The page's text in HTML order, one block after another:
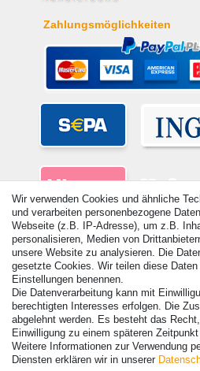
Zahlungsmöglichkeiten
© Copyright 2026 | Alle Rechte vorbehalten. - Alle
Preisangaben inkl. gesetzl. 19% MwSt. |
Lieferungen nach Deutschland!
Vertrag widerrufen Kontakt
Wir verwenden Cookies und ähnliche
und verarbeiten personenbezogene
Webseite (z.B. IP-Adresse), um z.B.
personalisieren, Medien von
unsere Website zu analysieren. Die
gesetzte Cookies. Wir teilen diese
Einstellungen benennen.
Die Datenverarbeitung kann mit
berechtigten Interesses erfolgen. Die
abgelehnt werden. Es besteht das
Einwilligung zu einem späteren
Weitere Informationen zur Verwendung
Diensten erklären wir in unserer